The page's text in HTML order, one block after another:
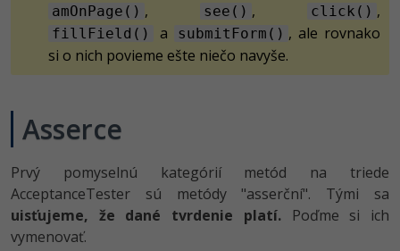
Viac
Fórum
Marketing -30%
HTML/CSS -80%
Príbehy absolventov
Blog
amOnPage() , see() , click() ,
fillField() a submitForm() , ale rovnako
si o nich povieme ešte niečo navyše.
Asserce
Prvý pomyselnú kategórií metód na triede
AcceptanceTester sú metódy "asserční". Tými sa
uisťujeme, že dané tvrdenie platí.Poďme si ich
vymenovať.